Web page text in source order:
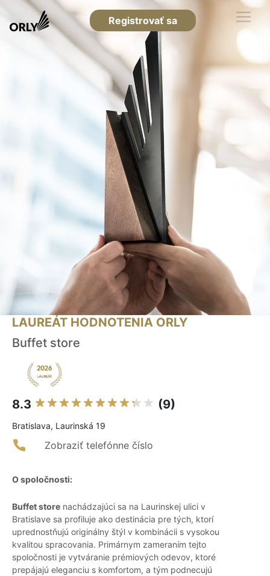
Registrovať sa
LAUREÁT HODNOTENIA ORLY
Buffet store
8.3 (9)
Bratislava, Laurinská 19
Zobraziť telefónne číslo
O spoločnosti:
Buffet store nachádzajúci sa na Laurinskej ulici v
Bratislave sa profiluje ako destinácia pre tých, ktorí
uprednostňujú originálny štýl v kombinácii s vysokou
kvalitou spracovania. Primárnym zameraním tejto
spoločnosti je vytváranie prémiových odevov, ktoré
prepájajú eleganciu s komfortom, a tým podnecujú